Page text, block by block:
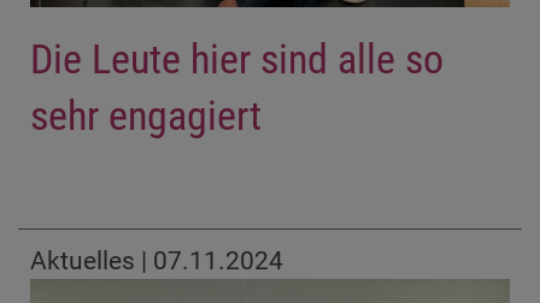
Die Leute hier sind alle so
sehr engagiert
Aktuelles | 07.11.2024